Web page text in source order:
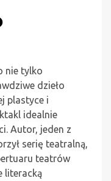
nie tylko
dzieło
plastyce i
idealnie
Autor, jeden z
serię teatralną,
teatrów
literacką